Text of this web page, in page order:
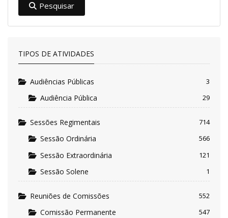
Pesquisar
TIPOS DE ATIVIDADES
Audiências Públicas 3
Audiência Pública 29
Sessões Regimentais 714
Sessão Ordinária 566
Sessão Extraordinária 121
Sessão Solene 1
Reuniões de Comissões 552
Comissão Permanente 547